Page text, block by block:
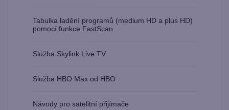
Tabulka ladění programů (medium HD a plus HD)
pomocí funkce FastScan
Služba Skylink Live TV
Služba HBO Max od HBO
Návody pro satelitní přijímače